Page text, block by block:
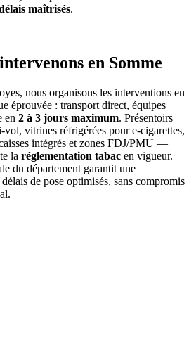
maîtrisés.
en Somme
nous organisons les interventions en
éprouvée : transport direct, équipes
en 2 à 3 jours maximum. Présentoirs
vol, vitrines réfrigérées pour e-cigarettes,
intégrés et zones FDJ/PMU —
la réglementation tabac en vigueur.
du département garantit une
de pose optimisés, sans compromis